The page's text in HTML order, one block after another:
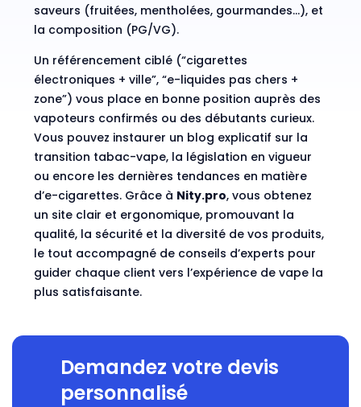
saveurs (fruitées, mentholées, gourmandes…), et
la composition (PG/VG).
Un référencement ciblé (“cigarettes
électroniques + ville”, “e-liquides pas chers +
zone”) vous place en bonne position auprès des
vapoteurs confirmés ou des débutants curieux.
Vous pouvez instaurer un blog explicatif sur la
transition tabac-vape, la législation en vigueur
ou encore les dernières tendances en matière
d’e-cigarettes. Grâce à Nity.pro, vous obtenez
un site clair et ergonomique, promouvant la
qualité, la sécurité et la diversité de vos produits,
le tout accompagné de conseils d’experts pour
guider chaque client vers l’expérience de vape la
plus satisfaisante.
Demandez votre devis
personnalisé